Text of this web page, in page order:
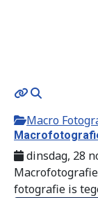
Macro
dinsdag, 28
fotografie is